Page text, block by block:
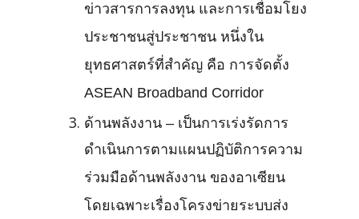
ข่าวสารการลงทุน และการเชื่อมโยง
ประชาชนสู่ประชาชน หนึ่งใน
ยุทธศาสตร์ที่สำคัญ คือ การจัดตั้ง
ASEAN Broadband Corridor
ด้านพลังงาน – เป็นการเร่งรัดการ
ดำเนินการตามแผนปฏิบัติการความ
ร่วมมือด้านพลังงาน ของอาเซียน
โดยเฉพาะเรื่องโครงข่ายระบบส่ง